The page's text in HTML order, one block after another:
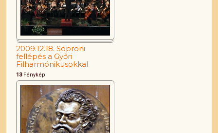
2009.12.18. Soproni
fellépés a Győri
Filharmónikusokkal
13Fénykép